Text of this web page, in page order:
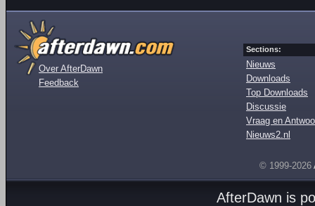
Over AfterDawn
Feedback
Sections:
Nieuws
Downloads
Top Downloads
Discussie
Vraag en
Nieuws2.nl
© 1999-2026
AfterDawn is